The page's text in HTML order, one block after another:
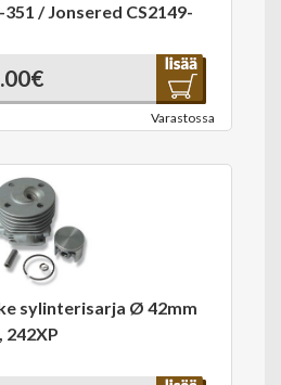
/ Jonsered CS2149-
Varastossa
sylinterisarja Ø 42mm
242XP